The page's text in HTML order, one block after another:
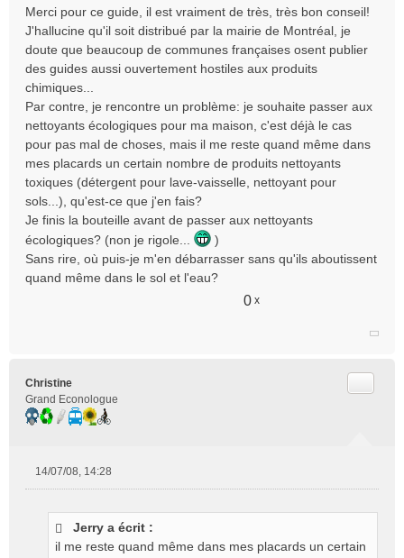
s
a
g
e
n
n
l
u
Merci pour ce guide, il est vraiment de très, très bon conseil!
J'hallucine qu'il soit distribué par la mairie de Montréal, je
doute que beaucoup de communes françaises osent publier
des guides aussi ouvertement hostiles aux produits
chimiques...
Par contre, je rencontre un problème: je souhaite passer aux
nettoyants écologiques pour ma maison, c'est déjà le cas
pour pas mal de choses, mais il me reste quand même dans
mes placards un certain nombre de produits nettoyants
toxiques (détergent pour lave-vaisselle, nettoyant pour
sols...), qu'est-ce que j'en fais?
Je finis la bouteille avant de passer aux nettoyants
écologiques? (non je rigole...
)
Sans rire, où puis-je m'en débarrasser sans qu'ils aboutissent
quand même dans le sol et l'eau?
0 x
Christine
Grand Econologue
14/07/08, 14:28
Jerry a écrit :
il me reste quand même dans mes placards un certain